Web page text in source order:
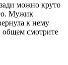
можно круто
Мужик
к нему
общем смотрите